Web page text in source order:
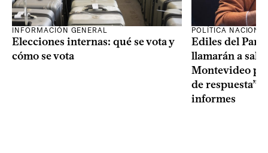
INFORMACIÓN GENERAL
Elecciones internas: qué se vota y
cómo se vota
POLÍTICA
Ediles del
llamarán a sala
Montevideo
de respuesta”
informes